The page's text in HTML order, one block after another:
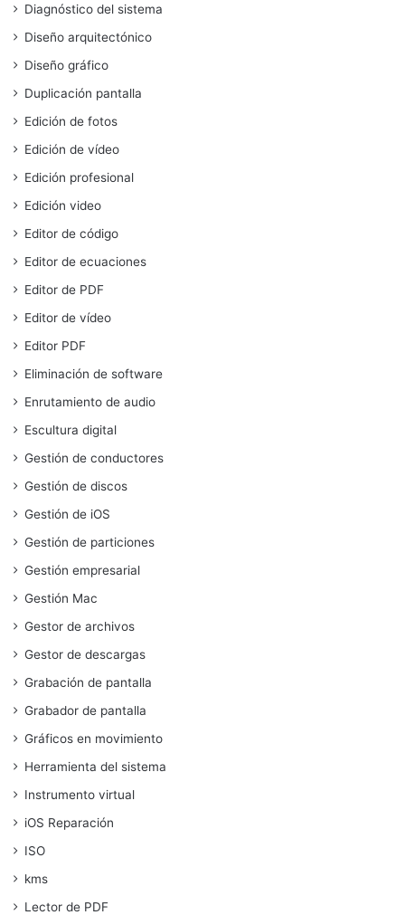
Diagnóstico del sistema
Diseño arquitectónico
Diseño gráfico
Duplicación pantalla
Edición de fotos
Edición de vídeo
Edición profesional
Edición video
Editor de código
Editor de ecuaciones
Editor de PDF
Editor de vídeo
Editor PDF
Eliminación de software
Enrutamiento de audio
Escultura digital
Gestión de conductores
Gestión de discos
Gestión de iOS
Gestión de particiones
Gestión empresarial
Gestión Mac
Gestor de archivos
Gestor de descargas
Grabación de pantalla
Grabador de pantalla
Gráficos en movimiento
Herramienta del sistema
Instrumento virtual
iOS Reparación
ISO
kms
Lector de PDF